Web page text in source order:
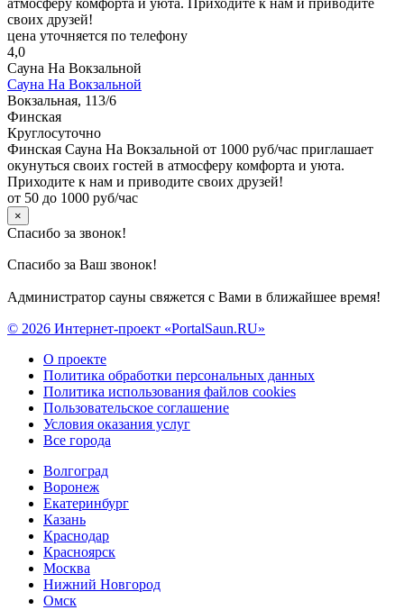
атмосферу комфорта и уюта. Приходите к нам и приводите
своих друзей!
цена уточняется по телефону
4,0
Сауна На Вокзальной
Сауна На Вокзальной
Вокзальная, 113/6
Финская
Круглосуточно
Финская Сауна На Вокзальной от 1000 руб/час приглашает
окунуться своих гостей в атмосферу комфорта и уюта.
Приходите к нам и приводите своих друзей!
от 50 до 1000 руб/час
×
Спасибо за звонок!
Спасибо за Ваш звонок!
Администратор сауны свяжется с Вами в ближайшее время!
© 2026 Интернет-проект «PortalSaun.RU»
О проекте
Политика обработки персональных данных
Политика использования файлов cookies
Пользовательское соглашение
Условия оказания услуг
Все города
Волгоград
Воронеж
Екатеринбург
Казань
Краснодар
Красноярск
Москва
Нижний Новгород
Омск